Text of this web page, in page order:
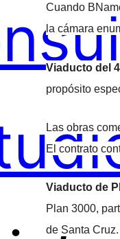
Cuando
la cámara
Viaducto del
propósito
Las obras
El contrato
Viaducto de
Plan 3000,
de Santa Cruz.